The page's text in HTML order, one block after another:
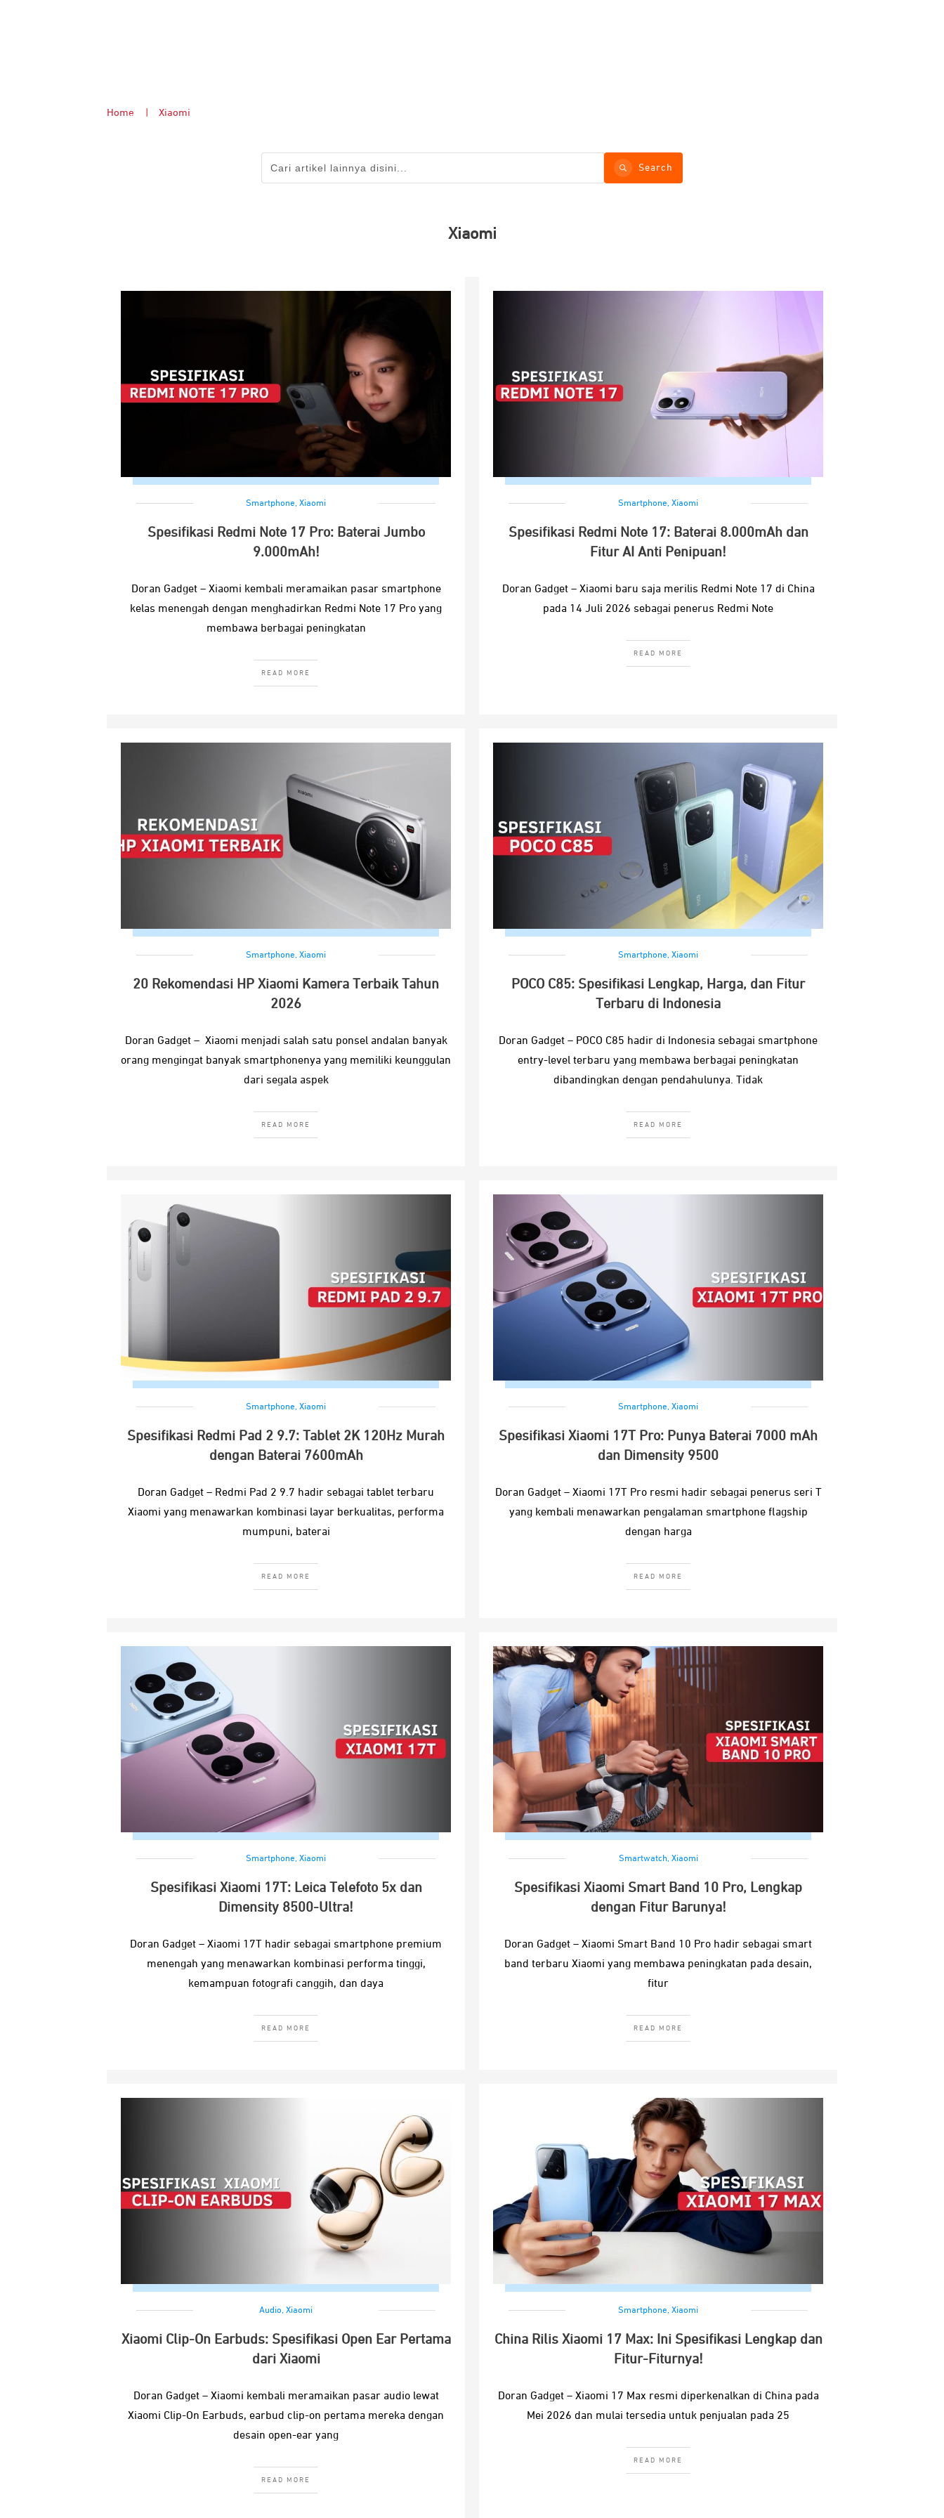
Home Xiaomi
Search
Xiaomi
Smartphone, Xiaomi
Spesifikasi Redmi Note 17 Pro: Baterai Jumbo
9.000mAh!
Doran Gadget – Xiaomi kembali meramaikan pasar smartphone
kelas menengah dengan menghadirkan Redmi Note 17 Pro yang
membawa berbagai peningkatan
READ MORE
Smartphone, Xiaomi
Spesifikasi Redmi Note 17: Baterai 8.000mAh dan
Fitur AI Anti Penipuan!
Doran Gadget – Xiaomi baru saja merilis Redmi Note 17 di China
pada 14 Juli 2026 sebagai penerus Redmi Note
READ MORE
Smartphone, Xiaomi
20 Rekomendasi HP Xiaomi Kamera Terbaik Tahun
2026
Doran Gadget – Xiaomi menjadi salah satu ponsel andalan banyak
orang mengingat banyak smartphonenya yang memiliki keunggulan
dari segala aspek
READ MORE
Smartphone, Xiaomi
POCO C85: Spesifikasi Lengkap, Harga, dan Fitur
Terbaru di Indonesia
Doran Gadget – POCO C85 hadir di Indonesia sebagai smartphone
entry-level terbaru yang membawa berbagai peningkatan
dibandingkan dengan pendahulunya. Tidak
READ MORE
Smartphone, Xiaomi
Spesifikasi Redmi Pad 2 9.7: Tablet 2K 120Hz Murah
dengan Baterai 7600mAh
Doran Gadget – Redmi Pad 2 9.7 hadir sebagai tablet terbaru
Xiaomi yang menawarkan kombinasi layar berkualitas, performa
mumpuni, baterai
READ MORE
Smartphone, Xiaomi
Spesifikasi Xiaomi 17T Pro: Punya Baterai 7000 mAh
dan Dimensity 9500
Doran Gadget – Xiaomi 17T Pro resmi hadir sebagai penerus seri T
yang kembali menawarkan pengalaman smartphone flagship
dengan harga
READ MORE
Smartphone, Xiaomi
Spesifikasi Xiaomi 17T: Leica Telefoto 5x dan
Dimensity 8500-Ultra!
Doran Gadget – Xiaomi 17T hadir sebagai smartphone premium
menengah yang menawarkan kombinasi performa tinggi,
kemampuan fotografi canggih, dan daya
READ MORE
Smartwatch, Xiaomi
Spesifikasi Xiaomi Smart Band 10 Pro, Lengkap
dengan Fitur Barunya!
Doran Gadget – Xiaomi Smart Band 10 Pro hadir sebagai smart
band terbaru Xiaomi yang membawa peningkatan pada desain,
fitur
READ MORE
Audio, Xiaomi
Xiaomi Clip-On Earbuds: Spesifikasi Open Ear Pertama
dari Xiaomi
Doran Gadget – Xiaomi kembali meramaikan pasar audio lewat
Xiaomi Clip-On Earbuds, earbud clip-on pertama mereka dengan
desain open-ear yang
READ MORE
Smartphone, Xiaomi
China Rilis Xiaomi 17 Max: Ini Spesifikasi Lengkap dan
Fitur-Fiturnya!
Doran Gadget – Xiaomi 17 Max resmi diperkenalkan di China pada
Mei 2026 dan mulai tersedia untuk penjualan pada 25
READ MORE